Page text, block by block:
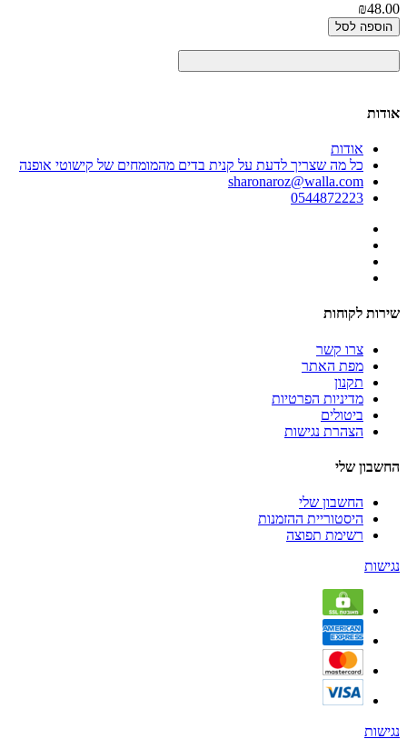
₪48.00
הוספה לסל
אודות
אודות
כל מה שצריך לדעת על קנית בדים מהמומחים של קישוטי אופנה
sharonaroz@walla.com
0544872223
שירות לקוחות
צרו קשר
מפת האתר
תקנון
מדיניות הפרטיות
ביטולים
הצהרת נגישות
החשבון שלי
החשבון שלי
היסטוריית ההזמנות
רשימת תפוצה
נגישות
נגישות